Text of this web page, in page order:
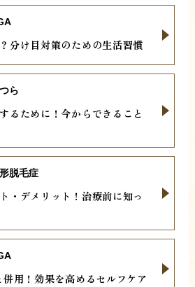
分け目対策のための生活習慣
るために！今からできること
ら
・デメリット！治療前に知っ
脱毛症
用！効果を高めるセルフケア